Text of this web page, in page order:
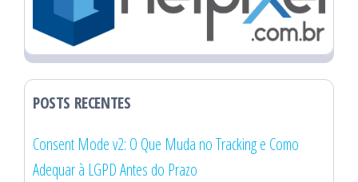
POSTS RECENTES
Consent Mode v2: O Que Muda no Tracking e Como
Adequar à LGPD Antes do Prazo